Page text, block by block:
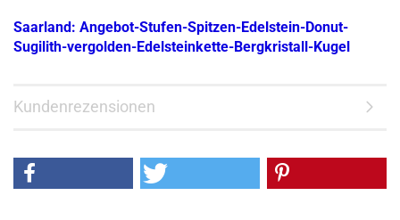
Saarland: Angebot-Stufen-Spitzen-Edelstein-Donut-
Sugilith-vergolden-Edelsteinkette-Bergkristall-Kugel
Kundenrezensionen